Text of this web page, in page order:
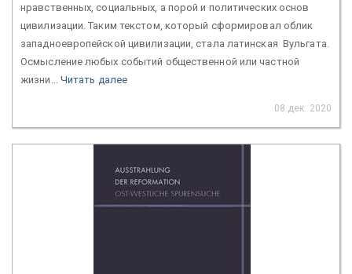
нравственных, социальных, а порой и политических основ
цивилизации. Таким текстом, который сформировал облик
западноевропейской цивилизации, стала латинская Вульгата.
Осмысление любых событий общественной или частной
жизни... Читать далее
08 дек. 2020